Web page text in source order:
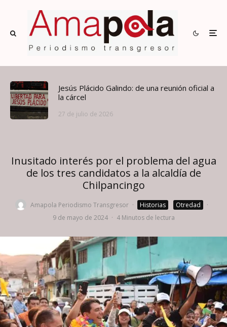
Jesús Plácido Galindo: de una reunión oficial a
la cárcel
27 de julio de 2026
Inusitado interés por el problema del agua
de los tres candidatos a la alcaldía de
Chilpancingo
Amapola Periodismo Transgresor · Historias Otredad
·
9 de mayo de 2024 · 4 Minutos de lectura